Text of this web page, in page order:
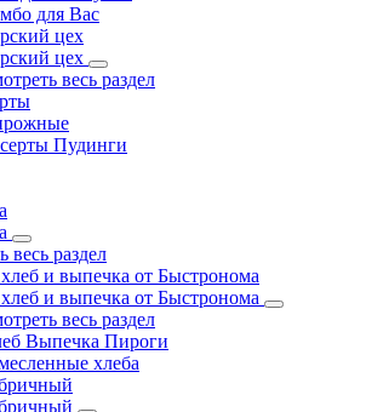
для Вас
цех
цех
весь раздел
Пудинги
весь раздел
и выпечка от Быстронома
и выпечка от Быстронома
весь раздел
Выпечка Пироги
хлеба